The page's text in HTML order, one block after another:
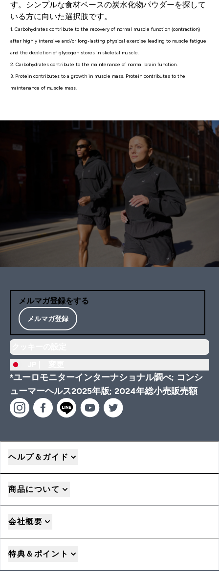
す。シンプルな食材ベースの炭水化物パウダーを探して
いる方に向いた選択肢です。
1. Carbohydrates contribute to the recovery of normal muscle function (contraction)
after highly intensive and/or long-lasting physical exercise leading to muscle fatigue
and the depletion of glycogen stores in skeletal muscle.
2. Carbohydrates contribute to the maintenance of normal brain function.
3. Protein contributes to a growth in muscle mass. Protein contributes to the
maintenance of muscle mass.
メルマガ登録をする
メルマガ登録
*ユーロモニターインターナショナル調べ; コンシ
ューマーヘルス2025年版; 2024年総小売販売額
ヘルプ＆ガイド
商品について
会社概要
特典＆ポイント